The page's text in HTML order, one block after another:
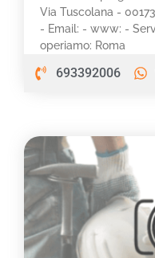
Via Tuscolana -
- Email: - www: -
operiamo: Roma
693392006